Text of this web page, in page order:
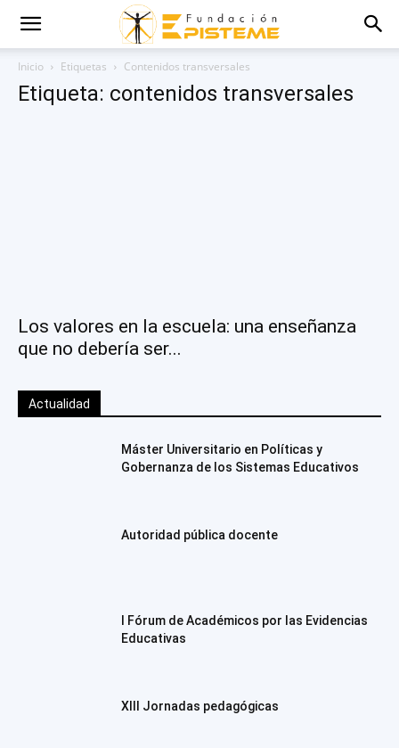
Inicio Etiquetas Contenidos transversales
Etiqueta: contenidos transversales
Los valores en la escuela: una enseñanza
que no debería ser...
Actualidad
Máster Universitario en Políticas y
Gobernanza de los Sistemas Educativos
Autoridad pública docente
I Fórum de Académicos por las Evidencias
Educativas
XIII Jornadas pedagógicas